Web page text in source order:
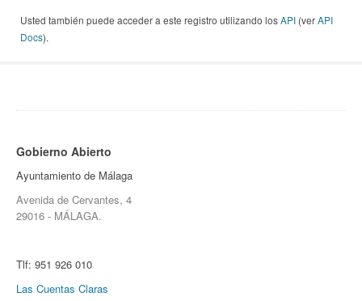
Usted también puede acceder a este registro utilizando losAPI (verAPI
Docs).
Gobierno Abierto
Ayuntamiento de Málaga
Avenida de Cervantes, 4
29016 - MÁLAGA.
Tlf: 951 926 010
Las Cuentas Claras